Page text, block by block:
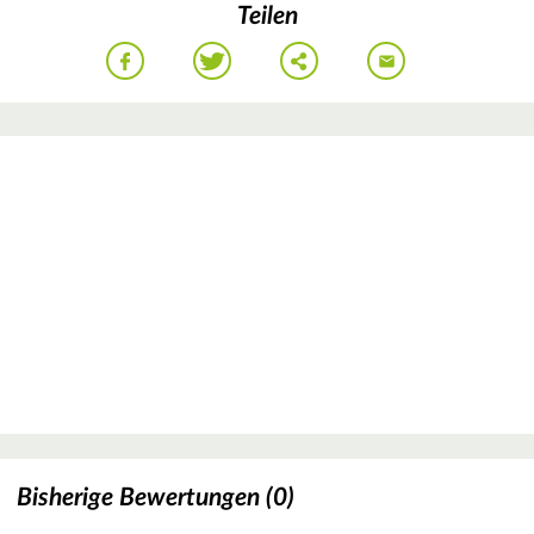
Teilen
Bisherige Bewertungen (0)